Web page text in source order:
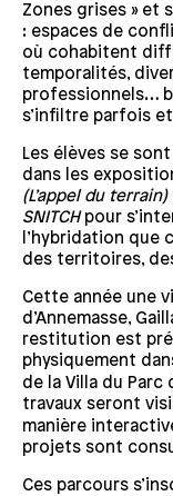
Zones grises » et
: espaces de
où cohabitent
temporalités,
professionnels…
s’infiltre parfois
Les élèves se
dans les
(L’appel du terrain)
SNITCHpour
l’hybridation que
des territoires,
Cette année une
d’Annemasse,
restitution est
physiquement
de la Villa du Parc
travaux seront
manière
projets sont
Ces parcours